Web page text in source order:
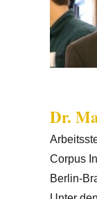
Dr.
Corpus
Berlin-